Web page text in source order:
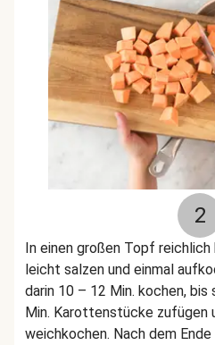
2
In einen großen Topf
leicht salzen und einmal
darin 10 – 12 Min. kochen, bis
Min. Karottenstücke zufügen
weichkochen. Nach dem